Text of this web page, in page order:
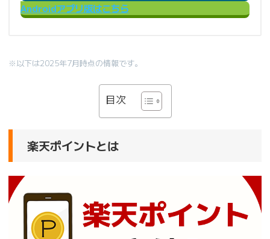
Androidアプリ版はこちら
※以下は2025年7月時点の情報です。
目次
楽天ポイントとは